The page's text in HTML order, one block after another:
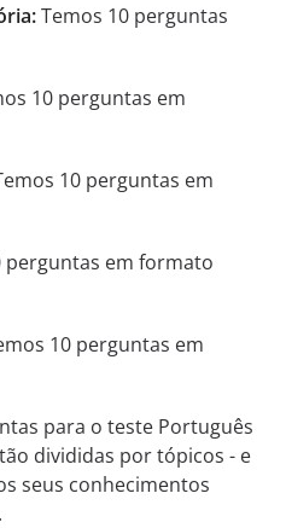
Temos 10 perguntas
10 perguntas em
10 perguntas em
perguntas em formato
10 perguntas em
para o teste Português
divididas por tópicos - e
seus conhecimentos